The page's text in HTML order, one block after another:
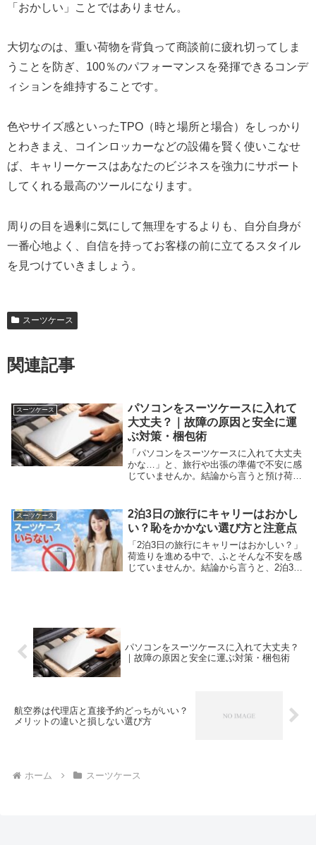
「おかしい」ことではありません。
大切なのは、重い荷物を背負って商談前に疲れ切ってしま
うことを防ぎ、100％のパフォーマンスを発揮できるコンデ
ィションを維持することです。
色やサイズ感といったTPO（時と場所と場合）をしっかり
とわきまえ、コインロッカーなどの設備を賢く使いこなせ
ば、キャリーケースはあなたのビジネスを強力にサポート
してくれる最高のツールになります。
周りの目を過剰に気にして無理をするよりも、自分自身が
一番心地よく、自信を持ってお客様の前に立てるスタイル
を見つけていきましょう。
スーツケース
関連記事
スーツケース
パソコンをスーツケースに入れて
大丈夫？｜故障の原因と安全に運
ぶ対策・梱包術
「パソコンをスーツケースに入れて大丈夫
かな…」と、旅行や出張の準備で不安に感
じていませんか。結論から言うと預け荷物
の安全な梱包手順、機内持ち込みルールを
解説します。...
スーツケース
2泊3日の旅行にキャリーはおかし
い？恥をかかない選び方と注意点
「2泊3日の旅行にキャリーはおかしい？」
荷造りを進める中で、ふとそんな不安を感
じていませんか。結論から言うと、2泊3日
パソコンをスーツケースに入れて大丈夫？
｜故障の原因と安全に運ぶ対策・梱包術
航空券は代理店と直接予約どっちがいい？
メリットの違いと損しない選び方
ホーム スーツケース